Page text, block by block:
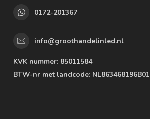
0172-201367
info@groothandelinled.nl
KVK nummer: 85011584
BTW-nr met landcode: NL863468196B01